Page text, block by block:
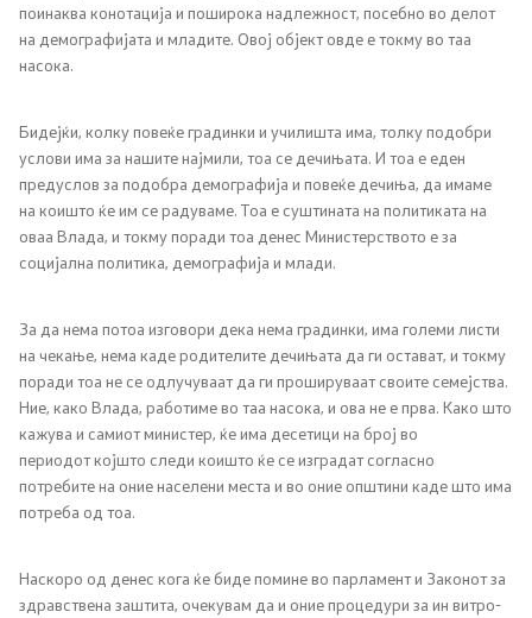
Медија центар
Отчетност
Финансии
Сервисни информации
Антикорупција
Организација и систематизација
Регулатива
Отворени податоци
Контакт
поинаква конотација и поширока надлежност, посебно во делот
на демографијата и младите. Овој објект овде е токму во таа
насока.
Бидејќи, колку повеќе градинки и училишта има, толку подобри
услови има за нашите најмили, тоа се дечињата. И тоа е еден
предуслов за подобра демографија и повеќе дечиња, да имаме
на коишто ќе им се радуваме. Тоа е суштината на политиката на
оваа Влада, и токму поради тоа денес Министерството е за
социјална политика, демографија и млади.
За да нема потоа изговори дека нема градинки, има големи листи
на чекање, нема каде родителите дечињата да ги остават, и токму
поради тоа не се одлучуваат да ги прошируваат своите семејства.
Ние, како Влада, работиме во таа насока, и ова не е прва. Како што
кажува и самиот министер, ќе има десетици на број во
периодот којшто следи коишто ќе се изградат согласно
потребите на оние населени места и во оние општини каде што има
потреба од тоа.
Наскоро од денес кога ќе биде помине во парламент и Законот за
здравствена заштита, очекувам да и оние процедури за ин витро-